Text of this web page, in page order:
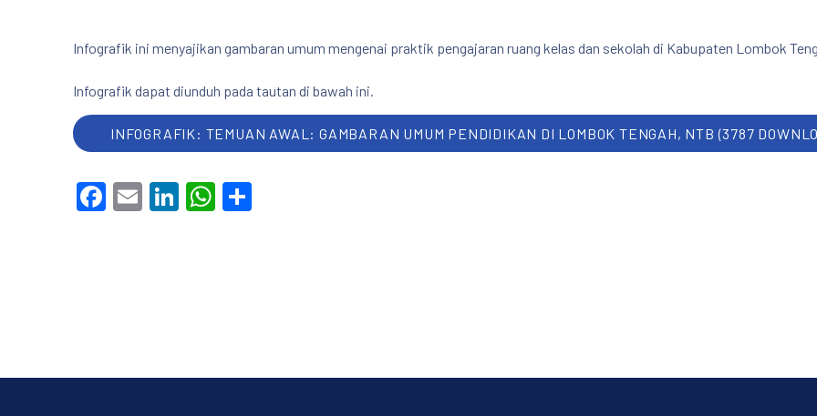
Infografik ini menyajikan gambaran umum mengenai praktik pengajaran ruang kelas dan sekolah di Kabupaten Lombok
Infografik dapat diunduh pada tautan di bawah ini.
INFOGRAFIK: TEMUAN AWAL: GAMBARAN UMUM PENDIDIKAN DI LOMBOK TENGAH, NTB (3787
Facebook
EmailLinkedInWhatsApp